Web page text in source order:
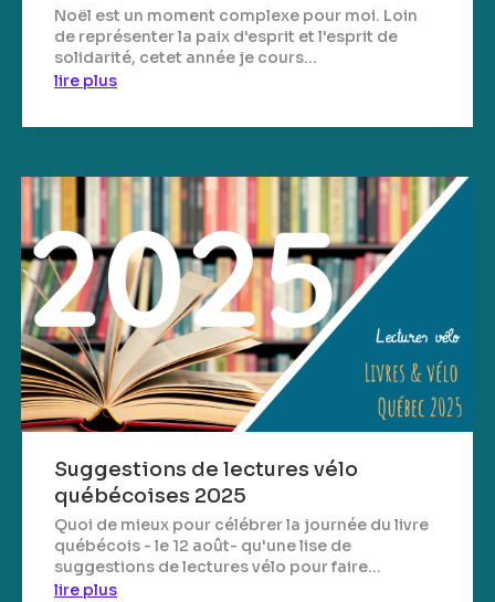
Noël est un moment complexe pour moi. Loin
de représenter la paix d'esprit et l'esprit de
solidarité, cetet année je cours...
lire plus
Suggestions de lectures vélo
québécoises 2025
Quoi de mieux pour célébrer la journée du livre
québécois - le 12 août- qu'une lise de
suggestions de lectures vélo pour faire...
lire plus